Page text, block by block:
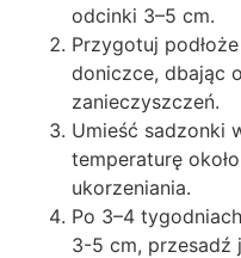
odcinki 3–5 cm.
Przygotuj
doniczce, dbając
zanieczyszczeń.
Umieść sadzonki
temperaturę
ukorzeniania.
Po 3–4
3-5 cm, przesadź